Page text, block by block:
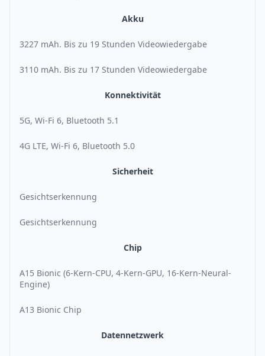
Akku
3227 mAh. Bis zu 19 Stunden Videowiedergabe
3110 mAh. Bis zu 17 Stunden Videowiedergabe
Konnektivität
5G, Wi-Fi 6, Bluetooth 5.1
4G LTE, Wi-Fi 6, Bluetooth 5.0
Sicherheit
Gesichtserkennung
Gesichtserkennung
Chip
A15 Bionic (6-Kern-CPU, 4-Kern-GPU, 16-Kern-Neural-
Engine)
A13 Bionic Chip
Datennetzwerk